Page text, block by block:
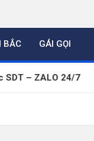
BẮC GÁI GỌI
24/7